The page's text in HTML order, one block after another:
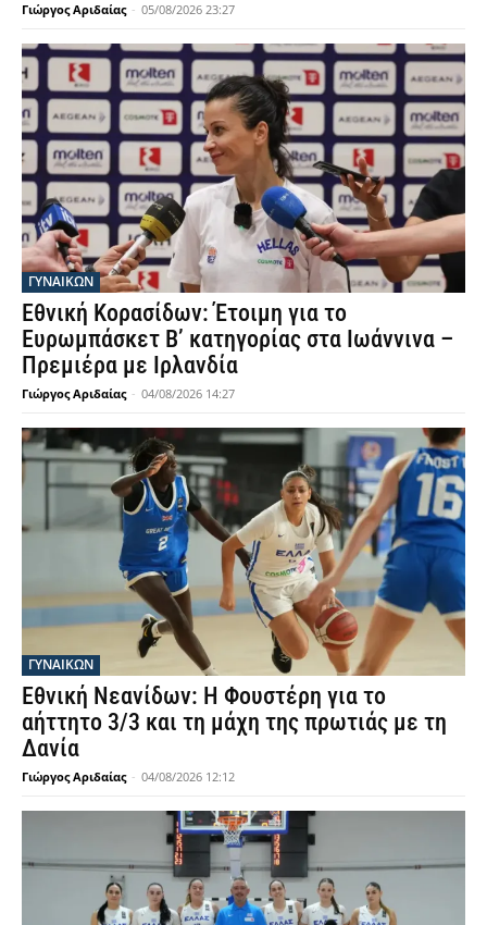
Γιώργος Αριδαίας - 05/08/2026 23:27
ΓΥΝΑΙΚΩΝ
Εθνική Κορασίδων: Έτοιμη για το
Ευρωμπάσκετ Β’ κατηγορίας στα Ιωάννινα –
Πρεμιέρα με Ιρλανδία
Γιώργος Αριδαίας - 04/08/2026 14:27
ΓΥΝΑΙΚΩΝ
Εθνική Νεανίδων: Η Φουστέρη για το
αήττητο 3/3 και τη μάχη της πρωτιάς με τη
Δανία
Γιώργος Αριδαίας - 04/08/2026 12:12